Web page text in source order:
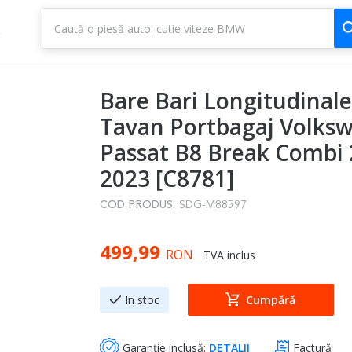
Bare Bari
Tavan Portbagaj
Passat B8 Break Combi
2023 [C8781]
COD PRODUS: SDG-M88597
499,99 RON TVA inclus
In stoc Cumpără
Garanție inclusă: DETALII Factură